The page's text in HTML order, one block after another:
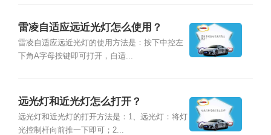
雷凌自适应远近光灯怎么使用？
雷凌自适应远近光灯的使用方法是：按下中控左
下角A字母按键即可打开，自适...
远光灯和近光灯怎么打开？
远光灯和近光灯的打开方法是：1、远光灯：将灯
光控制杆向前推一下即可；2...